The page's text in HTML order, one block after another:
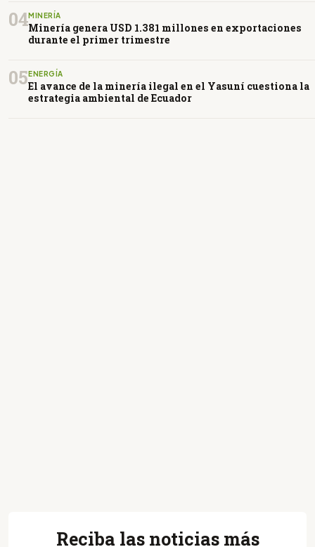
04MINERÍA
Minería genera USD 1.381 millones en exportaciones
durante el primer trimestre
05ENERGÍA
El avance de la minería ilegal en el Yasuní cuestiona la
estrategia ambiental de Ecuador
Reciba las noticias más